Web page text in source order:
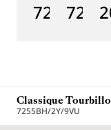
7225BH/
Classique
7255BH/2Y/9VU